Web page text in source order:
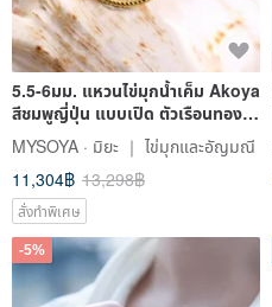
5.5-6มม. แหวนไข่มุกน้ำเค็ม Akoya
สีชมพูญี่ปุ่น แบบเปิด ตัวเรือนทอง
S925
MYSOYA · มิยะ ｜ ไข่มุกและอัญมณี
11,304฿ 13,298฿
สั่งทำพิเศษ
-5%